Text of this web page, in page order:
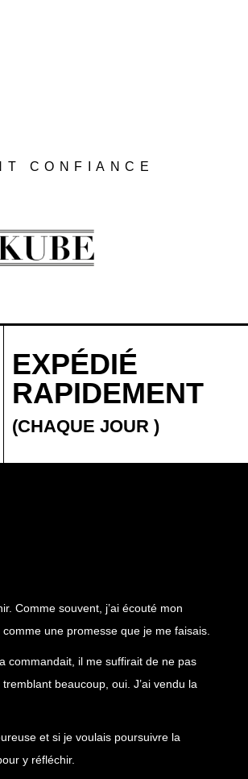
CONFIANCE
EXPÉDIÉ
RAPIDEMENT
(CHAQUE JOUR )
Comme souvent, j’ai écouté mon
une promesse que je me faisais.
commandait, il me suffirait de ne pas
beaucoup, oui. J’ai vendu la
et si je voulais poursuivre la
y réfléchir.